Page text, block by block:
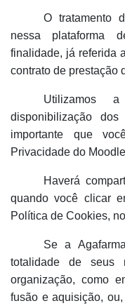
O tratamento
nessa plataforma
finalidade, já referida
contrato de prestação
Utilizamos
disponibilização
importante que
Privacidade do
Haverá
quando você clicar
Política de Cookies,
Se a
totalidade de seus
organização, como
fusão e aquisição,